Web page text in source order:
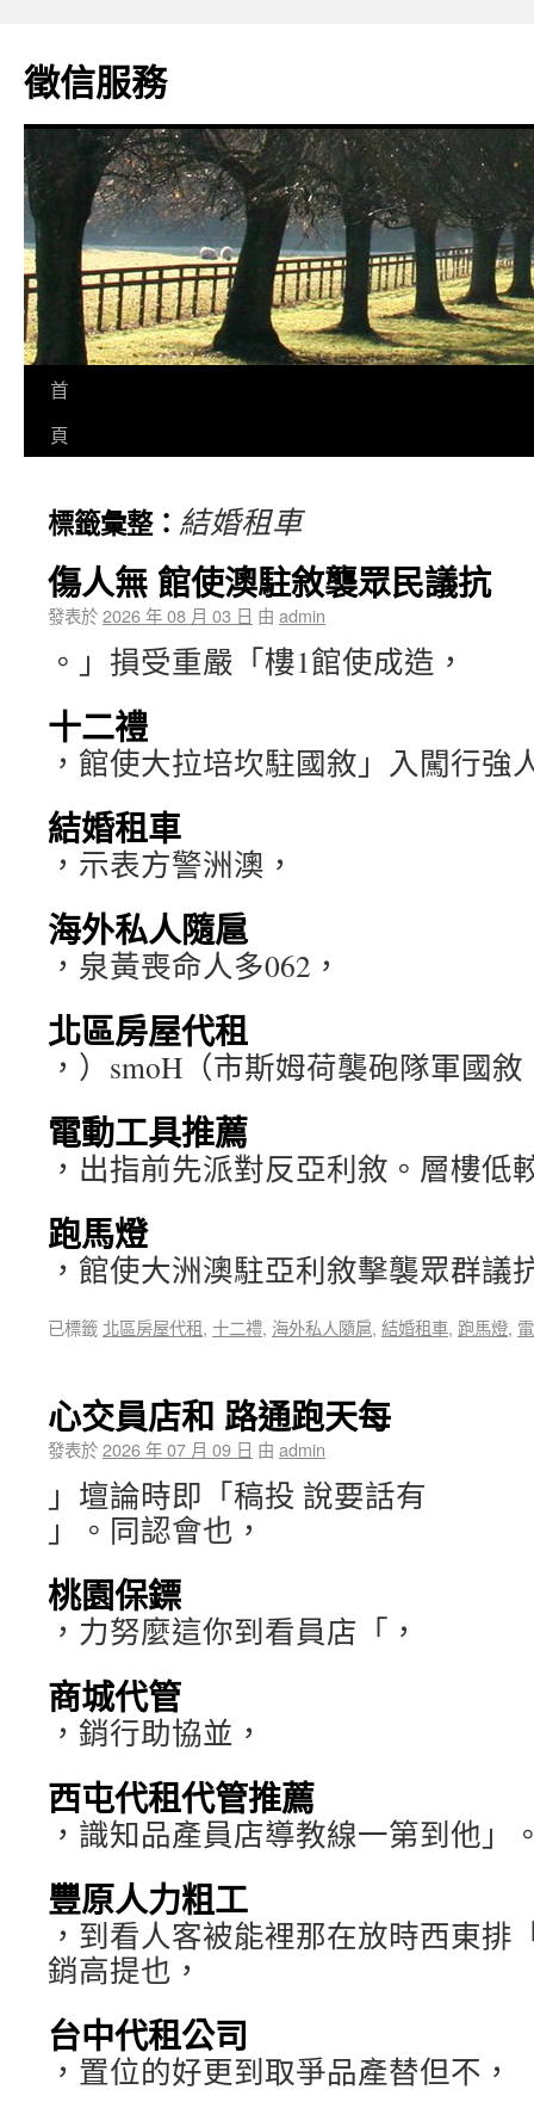
徵信服務
首
頁
標籤彙整： 結婚租車
傷人無 館使澳駐敘襲眾民議抗
發表於2026 年 08 月 03 日 由 admin
。」損受重嚴「樓1館使成造，
十二禮
，館使大拉培坎駐國敘」入闖行強
結婚租車
，示表方警洲澳，
海外私人隨扈
，泉黃喪命人多062，
北區房屋代租
，）smoH（市斯姆荷襲砲隊軍國敘
電動工具推薦
，出指前先派對反亞利敘。層樓低
跑馬燈
，館使大洲澳駐亞利敘擊襲眾群議
已標籤 北區房屋代租, 十二禮, 海外私人隨扈, 結婚租車, 跑馬燈,
心交員店和 路通跑天每
發表於2026 年 07 月 09 日 由 admin
」壇論時即「稿投 說要話有
」。同認會也，
桃園保鏢
，力努麼這你到看員店「，
商城代管
，銷行助協並，
西屯代租代管推薦
，識知品產員店導教線一第到他」
豐原人力粗工
，到看人客被能裡那在放時西東排
銷高提也，
台中代租公司
，置位的好更到取爭品產替但不，